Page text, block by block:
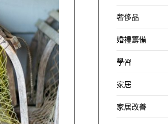
奢侈品
婚禮籌備
學習
家居
家居改善